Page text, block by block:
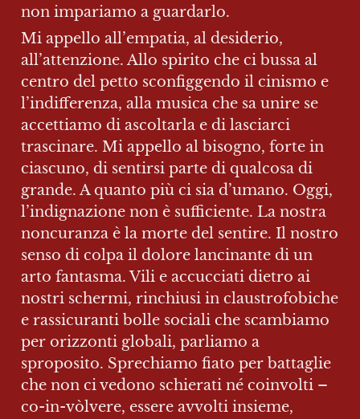
non impariamo a guardarlo.
Mi appello all’empatia, al desiderio,
all’attenzione. Allo spirito che ci bussa al
centro del petto sconfiggendo il cinismo e
l’indifferenza, alla musica che sa unire se
accettiamo di ascoltarla e di lasciarci
trascinare. Mi appello al bisogno, forte in
ciascuno, di sentirsi parte di qualcosa di
grande. A quanto più ci sia d’umano. Oggi,
l’indignazione non è sufficiente. La nostra
noncuranza è la morte del sentire. Il nostro
senso di colpa il dolore lancinante di un
arto fantasma. Vili e accucciati dietro ai
nostri schermi, rinchiusi in claustrofobiche
e rassicuranti bolle sociali che scambiamo
per orizzonti globali, parliamo a
sproposito. Sprechiamo fiato per battaglie
che non ci vedono schierati né coinvolti –
co-in-vòlvere, essere avvolti insieme,